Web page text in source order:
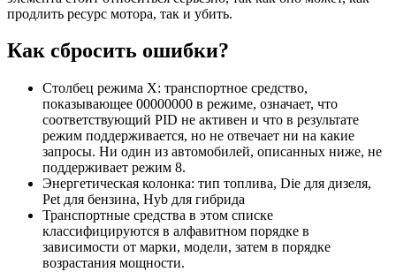
продлить ресурс мотора, так и убить.
Как сбросить ошибки?
Столбец режима X: транспортное средство,
показывающее 00000000 в режиме, означает, что
соответствующий PID не активен и что в результате
режим поддерживается, но не отвечает ни на какие
запросы. Ни один из автомобилей, описанных ниже, не
поддерживает режим 8.
Энергетическая колонка: тип топлива, Die для дизеля,
Pet для бензина, Hyb для гибрида
Транспортные средства в этом списке
классифицируются в алфавитном порядке в
зависимости от марки, модели, затем в порядке
возрастания мощности.